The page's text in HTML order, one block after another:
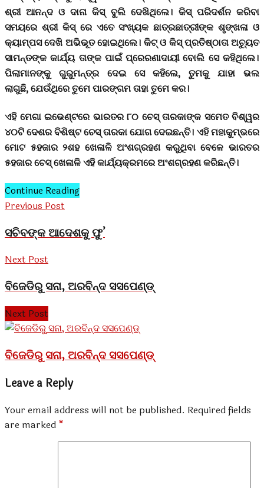
ଶ୍ରୀ ଆନନ୍ଦ ଓ ଦାନା କିସ୍ ବୁଲି ଦେଖିଥିଲେ। କିସ୍‍ ପରିଦର୍ଶନ କରିବା
ସମୟରେ ଶ୍ରୀ କିସ୍‍ ରେ ଏତେ ସଂଖ୍ୟକ ଛାତ୍ରଛାତ୍ରୀଙ୍କ ଶୃଙ୍ଖଳା ଓ
କ୍ୟାମ୍ପସ ଦେଖି ଅଭିଭୂତ ହୋଇଥିଲେ। କିଟ୍‍ ଓ କିସ୍‍ ପ୍ରତିଷ୍ଠାତା ଅଚ୍ୟୁତ
ସାମନ୍ତଙ୍କ କାର୍ଯ୍ୟ ତାଙ୍କ ପାଇଁ ପ୍ରେରଣାଦାୟୀ ବୋଲି ସେ କହିଥିଲେ।
ପିଲାମାନଙ୍କୁ ଗୁରୁମନ୍ତ୍ର ଦେଇ ସେ କହିଲେ, ତୁମକୁ ଯାହା ଭଲ
ଲାଗୁଛି, ଯେଉଁଥିରେ ତୁମେ ପାରଙ୍ଗମ ତାହା ତୁମେ କର।
ଏହି ମେଗା ଇଭେଣ୍ଟରେ ଭାରତର ୮୦ ଚେସ୍ ତାରକାଙ୍କ ସମେତ ବିଶ୍ୱର
୪୦ଟି ଦେଶର ବିଶିଷ୍ଟ ଚେସ୍ ତାରକା ଯୋଗ ଦେଇଛନ୍ତି। ଏହି ମହାକୁମ୍ଭରେ
ମୋଟ ୫ହଜାର ୨ଶହ ଖେଳାଳି ଅଂଶଗ୍ରହଣ କରୁଥିବା ବେଳେ ଭାରତର
୫ହଜାର ଚେସ୍ ଖେଳାଳି ଏହି କାର୍ଯ୍ୟକ୍ରମରେ ଅଂଶଗ୍ରହଣ କରିଛନ୍ତି।
Continue Reading
Previous Post
ସଚିବଙ୍କ ଆଦେଶକୁ ଫୁ’
Next Post
ବିଜେଡିରୁ ସନା, ଅରବିନ୍ଦ ସସପେଣ୍ଡ୍
Next Post
ବିଜେଡିରୁ ସନା, ଅରବିନ୍ଦ ସସପେଣ୍ଡ୍
Leave a Reply
Your email address will not be published. Required fields
are marked *